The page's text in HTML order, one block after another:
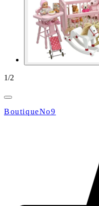
1/2
BoutiqueNo9